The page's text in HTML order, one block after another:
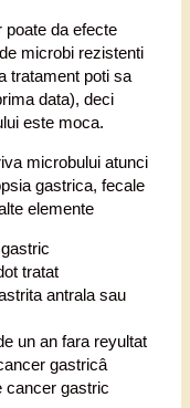
poate da efecte
microbi rezistenti
tratament poti sa
data), deci
este moca.
microbului atunci
gastrica, fecale
elemente
tratat
antrala sau
un an fara reyultat
gastricâ
cancer gastric